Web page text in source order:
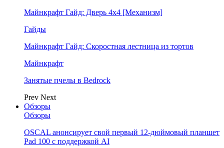
Майнкрафт Гайд: Дверь 4х4 [Механизм]
Гайды
Майнкрафт Гайд: Скоростная лестница из тортов
Майнкрафт
Занятые пчелы в Bedrock
Prev Next
Обзоры
Обзоры
OSCAL анонсирует свой первый 12-дюймовый планшет
Pad 100 с поддержкой AI